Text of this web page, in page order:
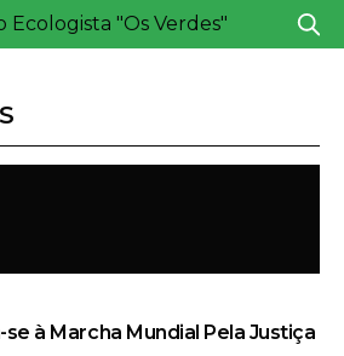
à Marcha Mundial Pela Justiça